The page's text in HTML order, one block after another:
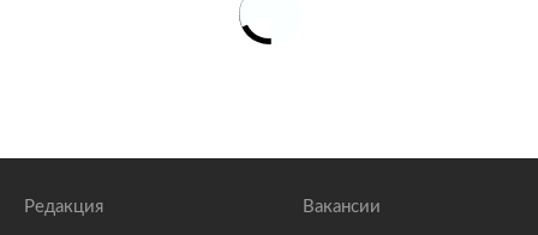
Редакция Вакансии